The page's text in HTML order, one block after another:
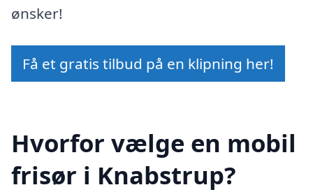
ønsker!
Få et gratis tilbud på en klipning her!
Hvorfor vælge en mobil
frisør i Knabstrup?